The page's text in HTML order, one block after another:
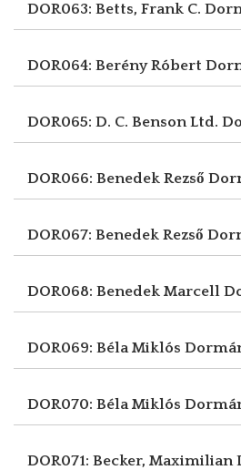
DOR063: Betts, Frank C.
DOR064: Berény Róbert
DOR065: D. C. Benson Ltd.
DOR066: Benedek Rezső
DOR067: Benedek Rezső
DOR068: Benedek Marcell
DOR069: Béla Miklós
DOR070: Béla Miklós
DOR071: Becker, Maximilian